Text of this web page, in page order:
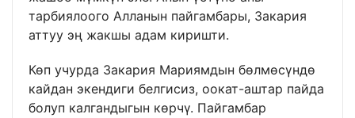
тарбиялоого Алланын пайгамбары, Закария
аттуу эң жакшы адам киришти.
Көп учурда Закария Мариямдын бөлмөсүндө
кайдан экендиги белгисиз, оокат-аштар пайда
болуп калгандыгын көрчү. Пайгамбар